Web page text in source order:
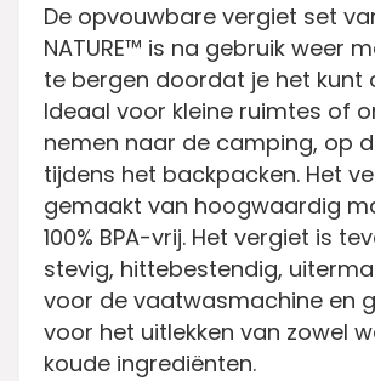
De opvouwbare vergiet set
NATURE™ is na gebruik weer
te bergen doordat je het kunt
Ideaal voor kleine ruimtes of
nemen naar de camping, op
tijdens het backpacken. Het
gemaakt van hoogwaardig
100% BPA-vrij. Het vergiet is
stevig, hittebestendig,
voor de vaatwasmachine en
voor het uitlekken van zowel
koude ingrediënten.